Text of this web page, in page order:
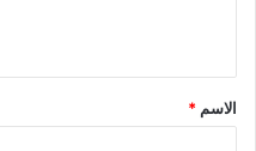
ق
*
الاسم *